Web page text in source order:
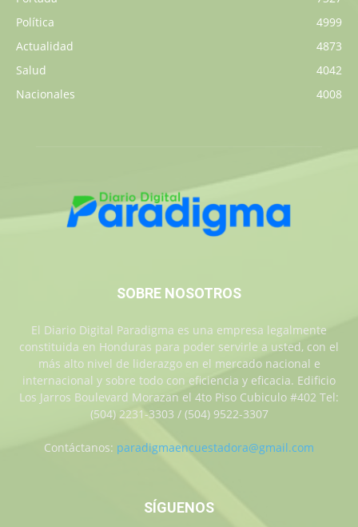
Política
4999
Actualidad
4873
Salud
4042
Nacionales
4008
SOBRE NOSOTROS
El Diario Digital Paradigma es una empresa legalmente
constituida en Honduras para poder servirle a usted, con el
más alto nivel de liderazgo en el mercado nacional e
internacional y sobre todo con eficiencia y eficacia. Edificio
Los Jarros Boulevard Morazan el 4to Piso Cubiculo #402 Tel:
(504) 2231-3303 / (504) 9522-3307
Contáctanos: paradigmaencuestadora@gmail.com
SÍGUENOS